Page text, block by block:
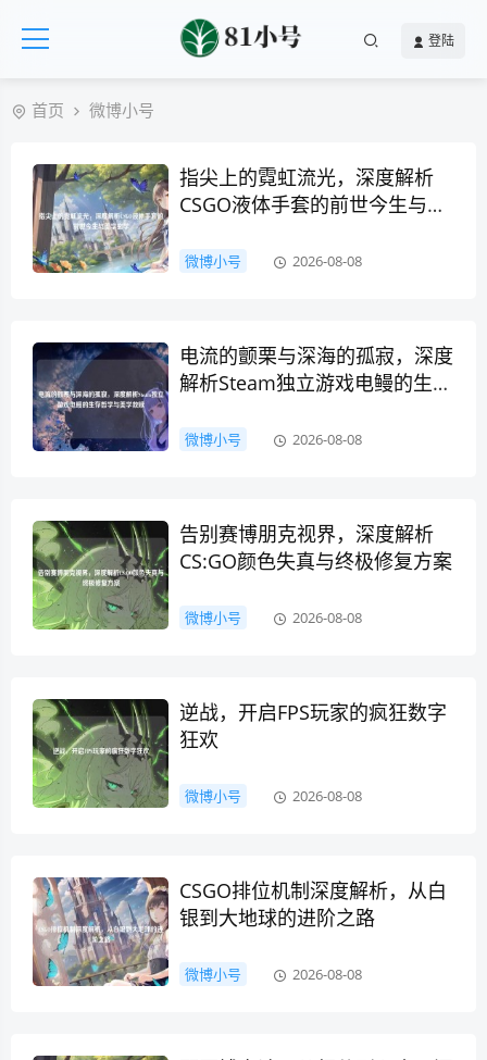
登陆
首页 微博小号
指尖上的霓虹流光，深度解析
CSGO液体手套的前世今生与美
微博小号 2026-08-08
电流的颤栗与深海的孤寂，深度
解析Steam独立游戏电鳗的生存
微博小号 2026-08-08
告别赛博朋克视界，深度解析
CS:GO颜色失真与终极修复方案
微博小号 2026-08-08
逆战，开启FPS玩家的疯狂数字
狂欢
微博小号 2026-08-08
CSGO排位机制深度解析，从白
银到大地球的进阶之路
微博小号 2026-08-08